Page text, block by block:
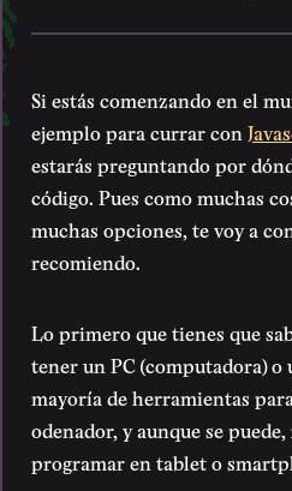
Si estás comenzando en el
ejemplo para currar con
estarás preguntando por
código. Pues como muchas
muchas opciones, te voy a
recomiendo.
Lo primero que tienes que
tener un PC (computadora)
mayoría de herramientas
odenador, y aunque se puede,
programar en tablet o